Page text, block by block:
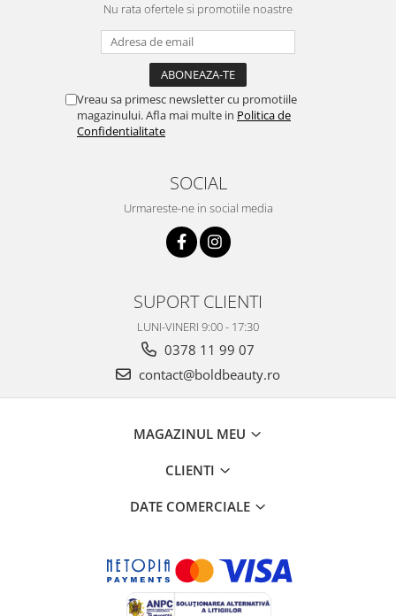
Nu rata ofertele si promotiile noastre
Vreau sa primesc newsletter cu promotiile
magazinului. Afla mai multe in Politica de
Confidentialitate
SOCIAL
Urmareste-ne in social media
SUPORT CLIENTI
LUNI-VINERI 9:00 - 17:30
0378 11 99 07
contact@boldbeauty.ro
MAGAZINUL MEU
CLIENTI
DATE COMERCIALE